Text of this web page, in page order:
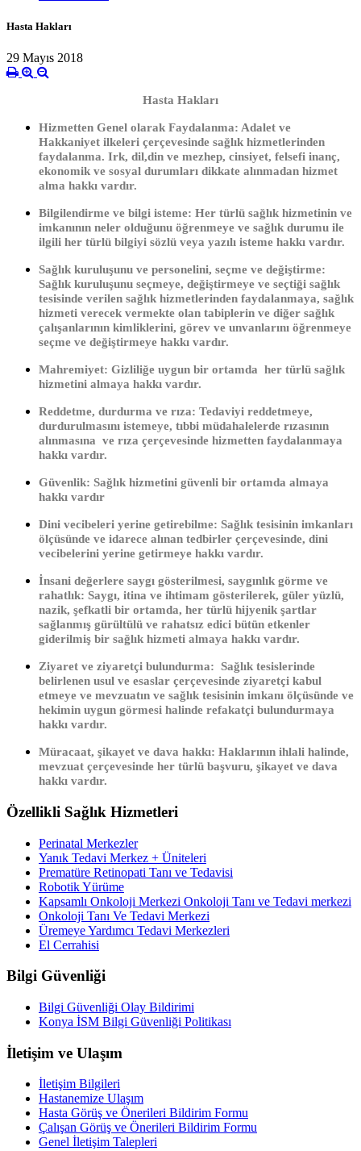
Hasta Hakları
29 Mayıs 2018
Hasta Hakları
Hizmetten Genel olarak Faydalanma: Adalet ve
Hakkaniyet ilkeleri çerçevesinde sağlık hizmetlerinden
faydalanma. Irk, dil,din ve mezhep, cinsiyet, felsefi inanç,
ekonomik ve sosyal durumları dikkate alınmadan hizmet
alma hakkı vardır.
Bilgilendirme ve bilgi isteme: Her türlü sağlık hizmetinin ve
imkanının neler olduğunu öğrenmeye ve sağlık durumu ile
ilgili her türlü bilgiyi sözlü veya yazılı isteme hakkı vardır.
Sağlık kuruluşunu ve personelini, seçme ve değiştirme:
Sağlık kuruluşunu seçmeye, değiştirmeye ve seçtiği sağlık
tesisinde verilen sağlık hizmetlerinden faydalanmaya, sağlık
hizmeti verecek vermekte olan tabiplerin ve diğer sağlık
çalışanlarının kimliklerini, görev ve unvanlarını öğrenmeye
seçme ve değiştirmeye hakkı vardır.
Mahremiyet: Gizliliğe uygun bir ortamda her türlü sağlık
hizmetini almaya hakkı vardır.
Reddetme, durdurma ve rıza: Tedaviyi reddetmeye,
durdurulmasını istemeye, tıbbi müdahalelerde rızasının
alınmasına ve rıza çerçevesinde hizmetten faydalanmaya
hakkı vardır.
Güvenlik: Sağlık hizmetini güvenli bir ortamda almaya
hakkı vardır
Dini vecibeleri yerine getirebilme: Sağlık tesisinin imkanları
ölçüsünde ve idarece alınan tedbirler çerçevesinde, dini
vecibelerini yerine getirmeye hakkı vardır.
İnsani değerlere saygı gösterilmesi, saygınlık görme ve
rahatlık: Saygı, itina ve ihtimam gösterilerek, güler yüzlü,
nazik, şefkatli bir ortamda, her türlü hijyenik şartlar
sağlanmış gürültülü ve rahatsız edici bütün etkenler
giderilmiş bir sağlık hizmeti almaya hakkı vardır.
Ziyaret ve ziyaretçi bulundurma: Sağlık tesislerinde
belirlenen usul ve esaslar çerçevesinde ziyaretçi kabul
etmeye ve mevzuatın ve sağlık tesisinin imkanı ölçüsünde ve
hekimin uygun görmesi halinde refakatçi bulundurmaya
hakkı vardır.
Müracaat, şikayet ve dava hakkı: Haklarının ihlali halinde,
mevzuat çerçevesinde her türlü başvuru, şikayet ve dava
hakkı vardır.
Özellikli Sağlık Hizmetleri
Perinatal Merkezler
Yanık Tedavi Merkez + Üniteleri
Prematüre Retinopati Tanı ve Tedavisi
Robotik Yürüme
Kapsamlı Onkoloji Merkezi Onkoloji Tanı ve Tedavi merkezi
Onkoloji Tanı Ve Tedavi Merkezi
Üremeye Yardımcı Tedavi Merkezleri
El Cerrahisi
Bilgi Güvenliği
Bilgi Güvenliği Olay Bildirimi
Konya İSM Bilgi Güvenliği Politikası
İletişim ve Ulaşım
İletişim Bilgileri
Hastanemize Ulaşım
Hasta Görüş ve Önerileri Bildirim Formu
Çalışan Görüş ve Önerileri Bildirim Formu
Genel İletişim Talepleri